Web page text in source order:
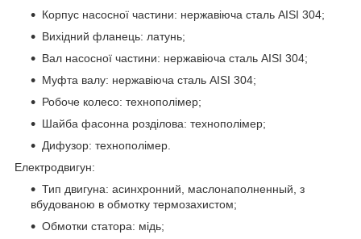
Корпус насосної частини: нержавіюча сталь AISI 304;
Вихідний фланець: латунь;
Вал насосної частини: нержавіюча сталь AISI 304;
Муфта валу: нержавіюча сталь AISI 304;
Робоче колесо: технополімер;
Шайба фасонна розділова: технополімер;
Дифузор: технополімер.
Електродвигун:
Тип двигуна: асинхронний, маслонаполненный, з
вбудованою в обмотку термозахистом;
Обмотки статора: мідь;